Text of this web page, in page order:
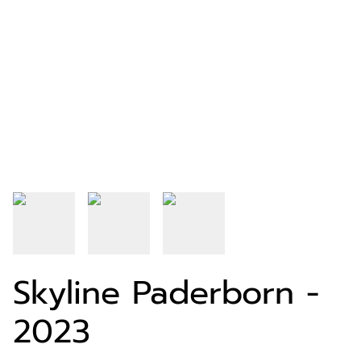
Skyline Paderborn -
2023